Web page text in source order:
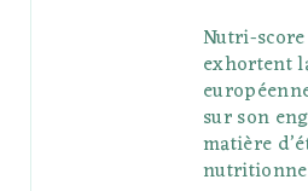
Nutri-
exhortent
sur son
matière